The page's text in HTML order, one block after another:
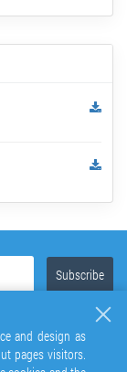
and design as
pages visitors.